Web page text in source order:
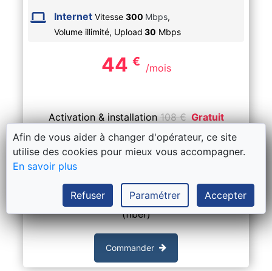
Internet Vitesse 300 Mbps,
Volume illimité, Upload 30 Mbps
44 € /mois
Activation & installation108€ Gratuit
Délais moyen actuel de Scarlet :
7 jours ouvrables
Prise nécessaire :
La prise fibre Proximus, Unifiber ou Fiberklaar
(fiber)
Commander
Afin de vous aider à changer d'opérateur, ce site
utilise des cookies pour mieux vous accompagner.
En savoir plus
Refuser Paramétrer Accepter